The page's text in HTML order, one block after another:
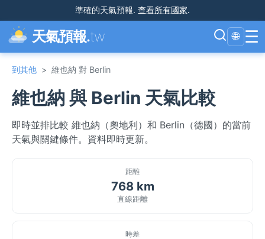
準確的天氣預報. 查看所有國家.
天氣預報.tw 🌐 ☰
到其他 > 維也納 對 Berlin
維也納 與 Berlin 天氣比較
即時並排比較 維也納（奧地利）和 Berlin（德國）的當前
天氣與關鍵條件。資料即時更新。
距離
768 km
直線距離
時差